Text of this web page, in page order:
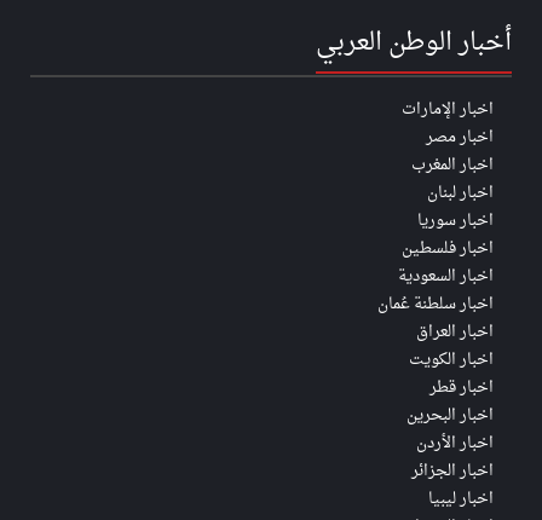
أخبار الوطن العربي
اخبار الإمارات
اخبار مصر
اخبار المغرب
اخبار لبنان
اخبار سوريا
اخبار فلسطين
اخبار السعودية
اخبار سلطنة عُمان
اخبار العراق
اخبار الكويت
اخبار قطر
اخبار البحرين
اخبار الأردن
اخبار الجزائر
اخبار ليبيا